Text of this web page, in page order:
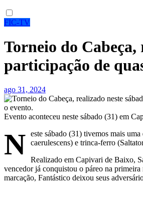
FIC-TV
Torneio do Cabeça,
participação de
ago 31, 2024
Evento aconteceu neste sábado (31) em
N este sábado (31) tivemos mais
caerulescens) e trinca-ferro
Realizado em Capivari de Baixo,
vencedor já conquistou o páreo na
marcação, Fantástico deixou seus